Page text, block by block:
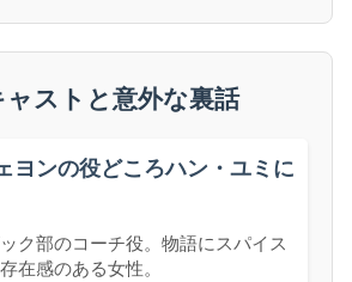
ャストと意外な裏話
ヨンの役どころハン・ユミに
ク部のコーチ役。物語にスパイス
在感のある女性。